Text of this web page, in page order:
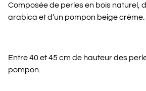
Composée de perles en bois naturel,
arabica et d’un pompon beige crème.
Entre 40 et 45 cm de hauteur des
pompon.